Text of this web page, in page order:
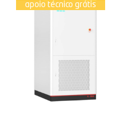
apoio técnico grátis